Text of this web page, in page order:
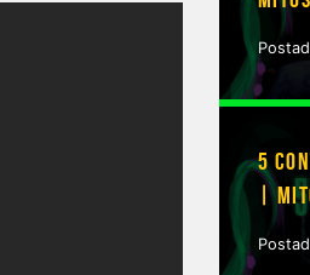
5
|